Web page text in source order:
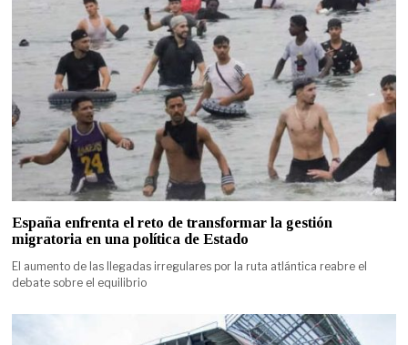
España enfrenta el reto de transformar la gestión
migratoria en una política de Estado
El aumento de las llegadas irregulares por la ruta atlántica reabre el
debate sobre el equilibrio